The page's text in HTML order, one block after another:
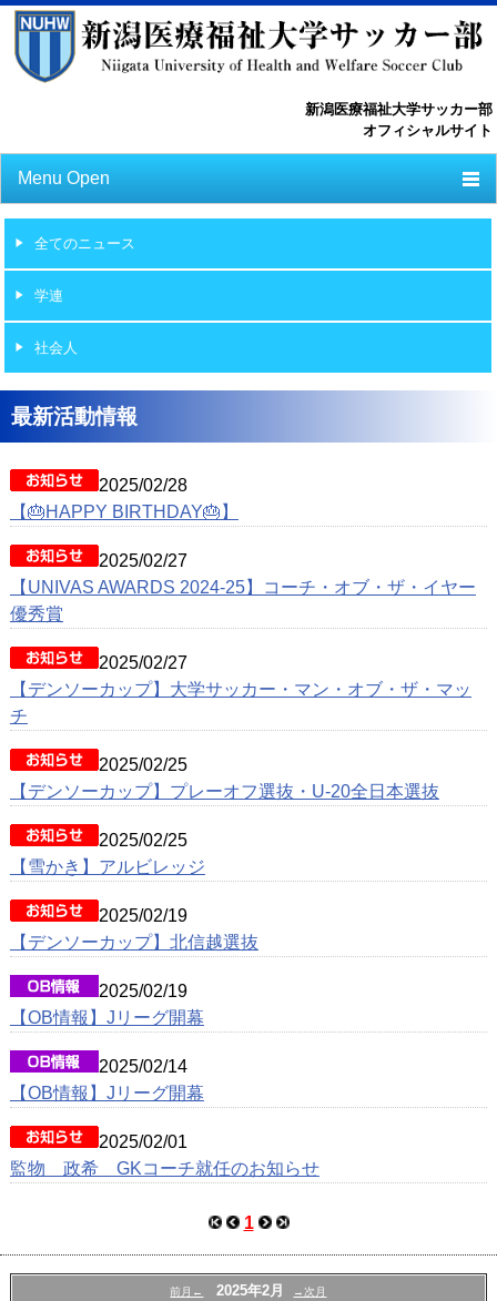
新潟医療福祉大学サッカー部
オフィシャルサイト
Menu Open
ニュース
スケジュール
OB紹介
全てのニュース
学連
社会人
最新活動情報
2025/02/28
【🎂HAPPY BIRTHDAY🎂】
2025/02/27
【UNIVAS AWARDS 2024-25】コーチ・オブ・ザ・イヤー
優秀賞
2025/02/27
【デンソーカップ】大学サッカー・マン・オブ・ザ・マッ
チ
2025/02/25
【デンソーカップ】プレーオフ選抜・U-20全日本選抜
2025/02/25
【雪かき】アルビレッジ
2025/02/19
【デンソーカップ】北信越選抜
2025/02/19
【OB情報】Jリーグ開幕
2025/02/14
【OB情報】Jリーグ開幕
2025/02/01
監物 政希 GKコーチ就任のお知らせ
1
前月← 2025年2月 →次月